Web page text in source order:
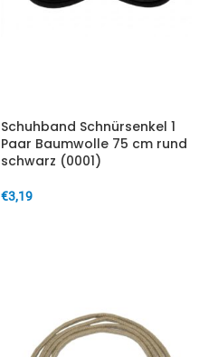
Schuhband Schnürsenkel 1
Paar Baumwolle 75 cm rund
schwarz (0001)
€3,19